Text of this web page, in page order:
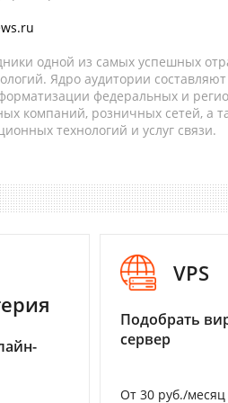
одной из самых успешных
Ядро аудитории
федеральных и
компаний, розничных сетей, а
технологий и услуг связи.
VPS
Подобрать
сервер
От 30 руб./месяц